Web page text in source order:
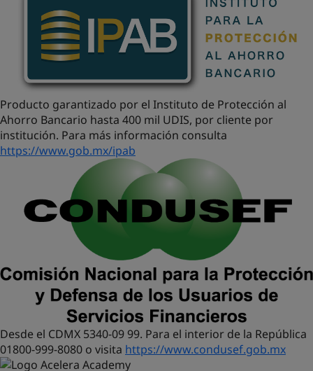
Producto garantizado por el Instituto de Protección al
Ahorro Bancario hasta 400 mil UDIS, por cliente por
institución. Para más información consulta
https://www.gob.mx/ipab
Desde el CDMX 5340-09 99. Para el interior de la República
01800-999-8080 o visita https://www.condusef.gob.mx